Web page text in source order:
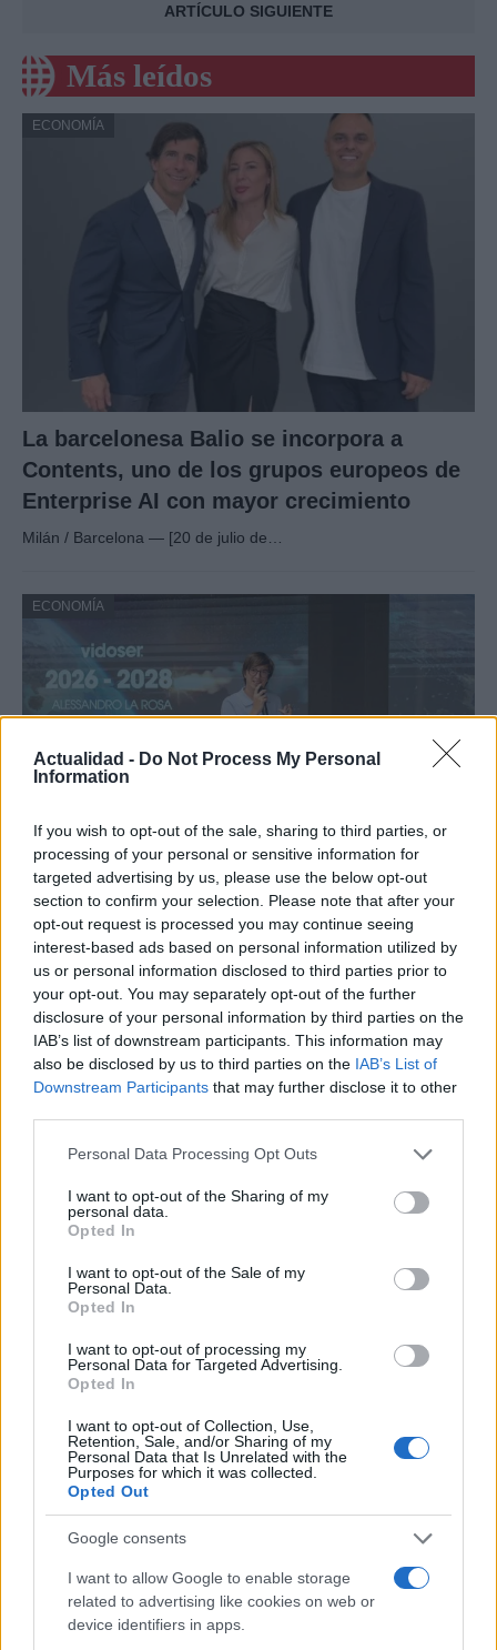
Actualidad - Do Not Process My Personal
Information
If you wish to opt-out of the sale, sharing to third parties, or
processing of your personal or sensitive information for
targeted advertising by us, please use the below opt-out
section to confirm your selection. Please note that after your
opt-out request is processed you may continue seeing
interest-based ads based on personal information utilized by
us or personal information disclosed to third parties prior to
your opt-out. You may separately opt-out of the further
disclosure of your personal information by third parties on the
IAB’s list of downstream participants. This information may
also be disclosed by us to third parties on the IAB’s List of
Downstream Participants that may further disclose it to other
Please note that this website/app uses one or more Google
not limited to your visit or usage behaviour. You may click to
grant or deny consent to Google and its third-party tags to
use your data for below specified purposes in below Google
consent section.
Personal Data Processing Opt Outs
I want to opt-out of the Sharing of my
personal data.
Opted In
I want to opt-out of the Sale of my
Personal Data.
Opted In
I want to opt-out of processing my
Personal Data for Targeted Advertising.
Opted In
I want to opt-out of Collection, Use,
Retention, Sale, and/or Sharing of my
Personal Data that Is Unrelated with the
Purposes for which it was collected.
Opted Out
Google consents
I want to allow Google to enable storage
related to advertising like cookies on web or
device identifiers in apps.
ARTÍCULO SIGUIENTE
Más leídos
ECONOMÍA
La barcelonesa Balio se incorpora a
Contents, uno de los grupos europeos de
Enterprise AI con mayor crecimiento
Milán / Barcelona — [20 de julio de…
ECONOMÍA
Vidoser cierra una ronda puente de 1
millón de euros, supera los 5 millones de
euros de ARR en el primer semestre de
2026 y lanza su plataforma de Creator
Marketing en España
Vidoser, la marca internacional de go-to-market de
CreationDose,…
Cómo medir la productividad por hora
trabajada y por trabajador
Explora la productividad desde diferentes ángulos y su…
ECONOMÍA